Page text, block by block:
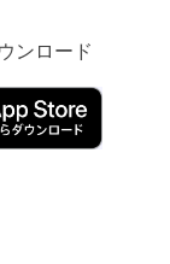
ンロード